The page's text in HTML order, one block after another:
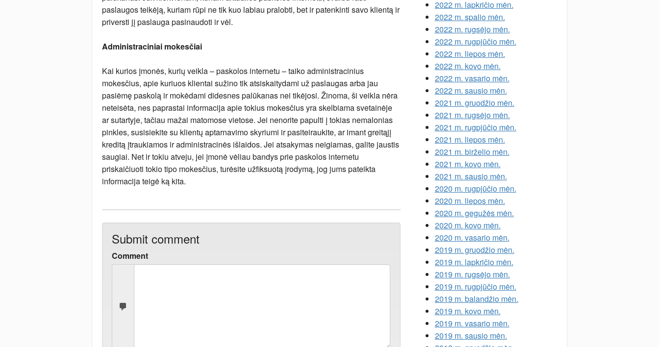
paslaugos teikėją, kuriam rūpi ne tik kuo labiau pralobti, bet ir patenkinti savo klientą ir
priversti jį paslauga pasinaudoti ir vėl.
Administraciniai mokesčiai
Kai kurios įmonės, kurių veikla – paskolos internetu – taiko administracinius
mokesčius, apie kuriuos klientai sužino tik atsiskaitydami už paslaugas arba jau
pasiėmę paskolą ir mokėdami didesnes palūkanas nei tikėjosi. Žinoma, ši veikla nėra
neteisėta, nes paprastai informacija apie tokius mokesčius yra skelbiama svetainėje
ar sutartyje, tačiau mažai matomose vietose. Jei nenorite papulti į tokias nemalonias
pinkles, susisiekite su klientų aptarnavimo skyriumi ir pasiteiraukite, ar imant greitąjį
kreditą įtraukiamos ir administracinės išlaidos. Jei atsakymas neigiamas, galite jaustis
saugiai. Net ir tokiu atveju, jei įmonė vėliau bandys prie paskolos internetu
priskaičiuoti tokio tipo mokesčius, turėsite užfiksuotą įrodymą, jog jums pateikta
informacija teigė ką kita.
Submit comment
Comment
2022 m. lapkričio mėn.
2022 m. spalio mėn.
2022 m. rugsėjo mėn.
2022 m. rugpjūčio mėn.
2022 m. liepos mėn.
2022 m. kovo mėn.
2022 m. vasario mėn.
2022 m. sausio mėn.
2021 m. gruodžio mėn.
2021 m. rugsėjo mėn.
2021 m. rugpjūčio mėn.
2021 m. liepos mėn.
2021 m. birželio mėn.
2021 m. kovo mėn.
2021 m. sausio mėn.
2020 m. rugpjūčio mėn.
2020 m. liepos mėn.
2020 m. gegužės mėn.
2020 m. kovo mėn.
2020 m. vasario mėn.
2019 m. gruodžio mėn.
2019 m. lapkričio mėn.
2019 m. rugsėjo mėn.
2019 m. rugpjūčio mėn.
2019 m. balandžio mėn.
2019 m. kovo mėn.
2019 m. vasario mėn.
2019 m. sausio mėn.